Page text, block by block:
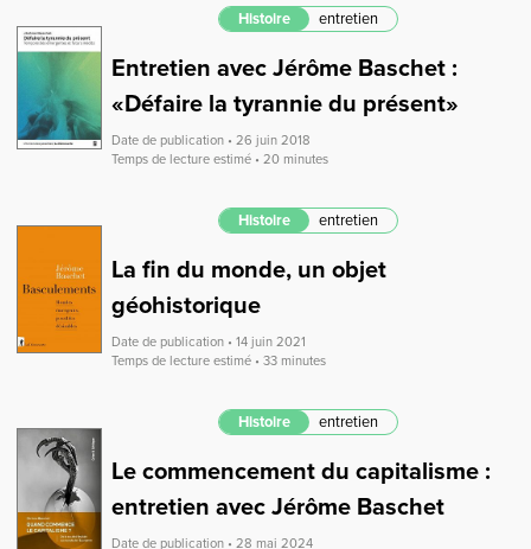
Histoire entretien
Entretien avec Jérôme Baschet :
«Défaire la tyrannie du présent»
Date de publication • 26 juin 2018
Temps de lecture estimé • 20 minutes
Histoire entretien
La fin du monde, un objet
géohistorique
Date de publication • 14 juin 2021
Temps de lecture estimé • 33 minutes
Histoire entretien
Le commencement du capitalisme :
entretien avec Jérôme Baschet
Date de publication • 28 mai 2024